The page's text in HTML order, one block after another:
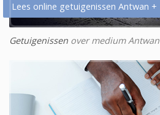
Lees online getuigenissen Antwan +
Getuigenissen over medium Antwan